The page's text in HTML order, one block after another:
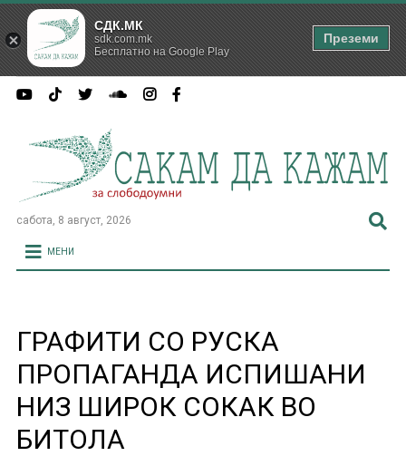
сабота, 8 август, 2026
МЕНИ
ГРАФИТИ СО РУСКА
ПРОПАГАНДА ИСПИШАНИ
НИЗ ШИРОК СОКАК ВО
БИТОЛА
СДК.МК
sdk.com.mk
Бесплатно на Google Play
Преземи